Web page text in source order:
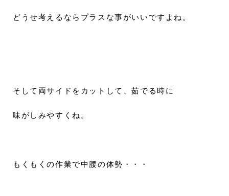
どうせ考えるならプラスな事がいいですよね。
そして両サイドをカットして、茹でる時に
味がしみやすくね。
もくもくの作業で中腰の体勢・・・